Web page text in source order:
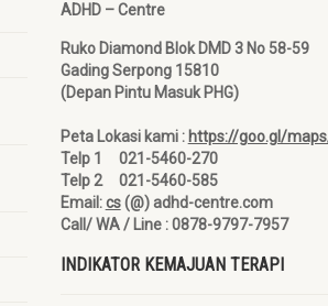
ADHD – Centre
Ruko Diamond Blok DMD 3 No 58-59
Gading Serpong 15810
(Depan Pintu Masuk PHG)
Peta Lokasi kami : https://goo.gl/
Telp 1 021-5460-270
Telp 2 021-5460-585
Email:cs(@) adhd-centre.com
Call/ WA / Line : 0878-9797-7957
INDIKATOR KEMAJUAN TERAPI